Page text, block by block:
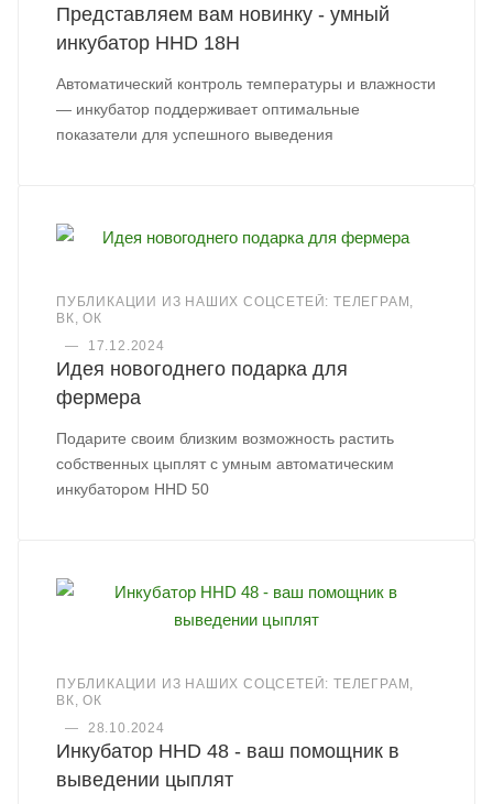
Представляем вам новинку - умный
инкубатор HHD 18H
Автоматический контроль температуры и влажности
— инкубатор поддерживает оптимальные
показатели для успешного выведения
ПУБЛИКАЦИИ ИЗ НАШИХ СОЦСЕТЕЙ: ТЕЛЕГРАМ,
ВК, ОК
—
17.12.2024
Идея новогоднего подарка для
фермера
Подарите своим близким возможность растить
собственных цыплят с умным автоматическим
инкубатором HHD 50
ПУБЛИКАЦИИ ИЗ НАШИХ СОЦСЕТЕЙ: ТЕЛЕГРАМ,
ВК, ОК
—
28.10.2024
Инкубатор HHD 48 - ваш помощник в
выведении цыплят